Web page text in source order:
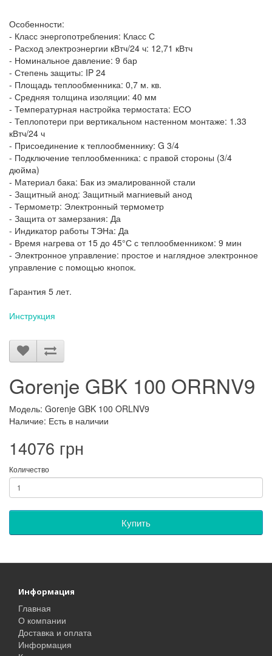
Особенности:
- Класс энергопотребления: Класс С
- Расход электроэнергии кВтч/24 ч: 12,71 кВтч
- Номинальное давление: 9 бар
- Степень защиты: IP 24
- Площадь теплообменника: 0,7 м. кв.
- Средняя толщина изоляции: 40 мм
- Температурная настройка термостата: ЕСО
- Теплопотери при вертикальном настенном монтаже: 1.33
кВтч/24 ч
- Присоединение к теплообменнику: G 3/4
- Подключение теплообменника: с правой стороны (3/4
дюйма)
- Материал бака: Бак из эмалированной стали
- Защитный анод: Защитный магниевый анод
- Термометр: Электронный термометр
- Защита от замерзания: Да
- Индикатор работы ТЭНа: Да
- Время нагрева от 15 до 45°С с теплообменником: 9 мин
- Электронное управление: простое и наглядное электронное
управление с помощью кнопок.
Гарантия 5 лет.
Инструкция
Gorenje GBK 100 ORRNV9
Модель: Gorenje GBK 100 ORLNV9
Наличие: Есть в наличии
14076 грн
Количество
Купить
Информация
Главная
О компании
Доставка и оплата
Информация